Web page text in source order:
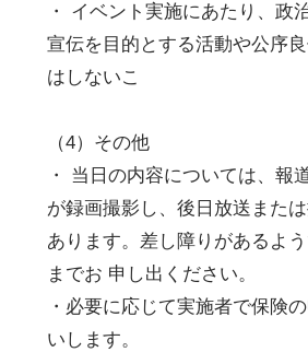
・ イベント実施にあたり、政
宣伝を目的とする活動や公序
はしないこ
（4）その他
・ 当日の内容については、報
が録画撮影し、後日放送また
あります。差し障りがあるよ
までお 申し出ください。
・必要に応じて実施者で保険
いします。